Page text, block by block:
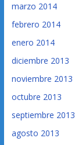
marzo 2014
febrero 2014
enero 2014
diciembre 2013
noviembre 2013
octubre 2013
septiembre 2013
agosto 2013